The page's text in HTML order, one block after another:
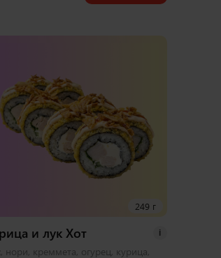
249 г
и лук Хот i
нори, креммета, огурец, курица,